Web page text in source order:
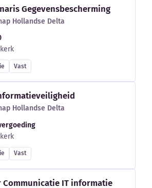
Gegevensbescherming
Hollandse Delta
Vast
Hollandse Delta
Vast
Communicatie IT informatie